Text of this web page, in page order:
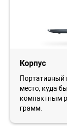
Корпус
Портативный
место, куда
компактным
грамм.